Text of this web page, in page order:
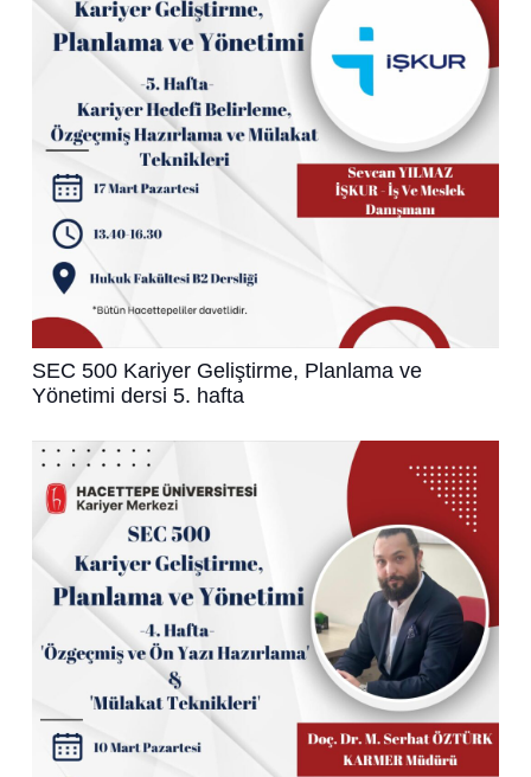
SEC 500 Kariyer Geliştirme, Planlama ve
Yönetimi dersi 5. hafta